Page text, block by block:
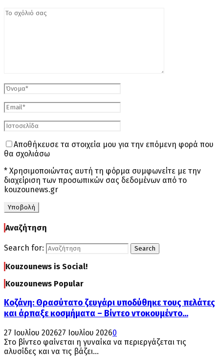
Αποθήκευσε τα στοιχεία μου για την επόμενη φορά που
θα σχολιάσω
* Χρησιμοποιώντας αυτή τη φόρμα συμφωνείτε με την
διαχείριση των προσωπικών σας δεδομένων από το
kouzounews.gr
Αναζήτηση
Search for: Search
Kouzounews is Social!
Kouzounews Popular
Κοζάνη: Θρασύτατο ζευγάρι υποδύθηκε τους πελάτες
και άρπαξε κοσμήματα – Βίντεο ντοκουμέντο...
27 Ιουλίου 202627 Ιουλίου 20260
Στο βίντεο φαίνεται η γυναίκα να περιεργάζεται τις
αλυσίδες και να τις βάζει...